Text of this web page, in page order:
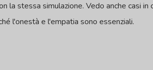
stessa simulazione. Vedo anche casi in
l'onestà e l'empatia sono essenziali.